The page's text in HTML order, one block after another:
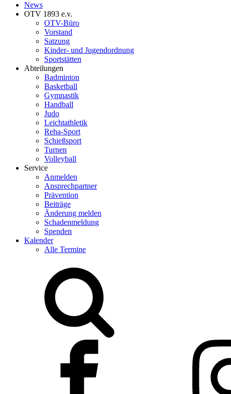
News
OTV 1893 e.v.
OTV-Büro
Vorstand
Satzung
Kinder- und Jugendordnung
Sportstätten
Abteilungen
Badminton
Basketball
Gymnastik
Handball
Judo
Leichtathletik
Reha-Sport
Schießsport
Turnen
Volleyball
Service
Anmelden
Ansprechpartner
Prävention
Beiträge
Änderung melden
Schadenmeldung
Spenden
Kalender
Alle Termine